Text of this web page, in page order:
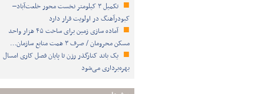
تکمیل ۳ کیلومتر نخست محور خلعت‌آباد–
کبودرآهنگ در اولویت قرار دارد
آماده سازی زمین برای ساخت ۴۵ هزار واحد
مسکن محرومان / صرف ۳ همت منابع سازمان…
یک باند کنارگذر رزن تا پایان فصل کاری امسال
بهره‌برداری می‌شود